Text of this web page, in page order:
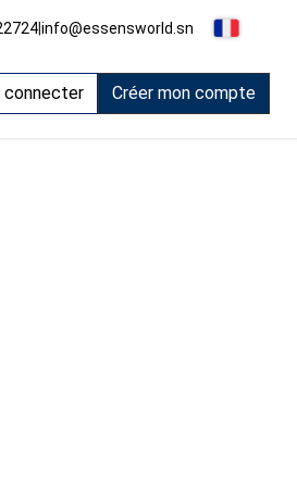
|info@essensworld.sn
connecter Créer mon compte